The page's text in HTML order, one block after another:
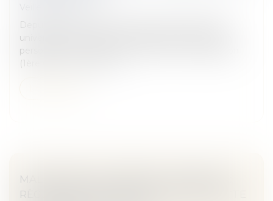
Depuis le Code d’Hammourabi, et de façon quasi
universelle, le médecin ne répond que de sa faute
personnelle. Un arrêt récent de la Cour de cassation
(1ère Civ, 3 nov. 2016) - a...
MALFAÇONS DU TRIBUNAL DE NANTES :
RÈGLEMENT AMIABLE AVEC L'ARCHITECTE